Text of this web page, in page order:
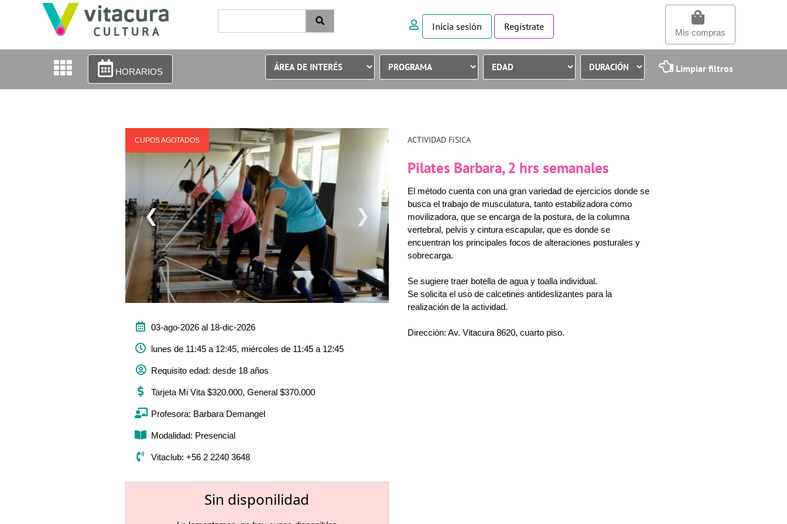
Inicia sesión Regístrate
Mis compras
HORARIOS Limpiar filtros
CUPOS AGOTADOS
❮ ❯
03-ago-2026 al 18-dic-2026
lunes de 11:45 a 12:45, miércoles de 11:45 a 12:45
Requisito edad: desde 18 años
Tarjeta Mi Vita $320.000, General $370.000
Profesora: Barbara Demangel
Modalidad: Presencial
Vitaclub: +56 2 2240 3648
Sin disponilidad
ACTIVIDAD FíSICA
Pilates Barbara, 2 hrs semanales
El método cuenta con una gran variedad de ejercicios donde se
busca el trabajo de musculatura, tanto estabilizadora como
movilizadora, que se encarga de la postura, de la columna
vertebral, pelvis y cintura escapular, que es donde se
encuentran los principales focos de alteraciones posturales y
sobrecarga.
Se sugiere traer botella de agua y toalla individual.
Se solicita el uso de calcetines antideslizantes para la
realización de la actividad.
Dirección: Av. Vitacura 8620, cuarto piso.